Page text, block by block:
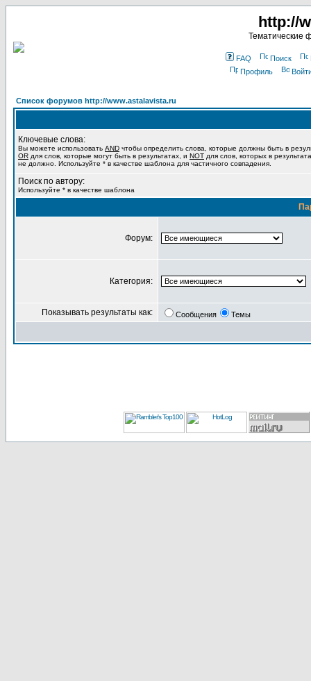
http://
Тематические
FAQ Поиск
Профиль
Список форумов http://www.astalavista.ru
Ключевые слова:
Вы можете использовать AND чтобы определить слова, которые должны быть в
OR для слов, которые могут быть в результатах, и NOT для слов, которых в
не должно. Используйте * в качестве шаблона для частичного совпадения.
Поиск по автору:
Используйте * в качестве шаблона
Форум:
Категория:
Показывать результаты как: Сообщения Темы